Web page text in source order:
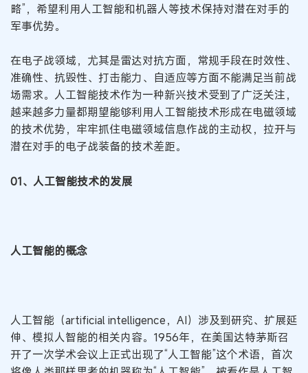
略”，希望利用人工智能和机器人等技术保持对潜在对手的
军事优势。
在电子战领域，尤其是雷达对抗方面，常规手段在时效性、
准确性、抗毁性、打击能力、自适应等方面不能满足当前战
场需求。人工智能技术作为一种新兴技术受到了广泛关注，
越来越多力量都期望能够利用人工智能技术形成在电磁领域
的技术优势，牢牢抓住电磁领域信息作战的主动权，拉开与
潜在对手的电子战装备的技术差距。
01、人工智能技术的发展
人工智能的概念
人工智能（artificial intelligence，AI）涉及到研究、扩展延
伸、模拟人智能的相关内容。1956年，在美国达特茅斯召
开了一次学术会议上正式出现了“人工智能”这个术语，首次